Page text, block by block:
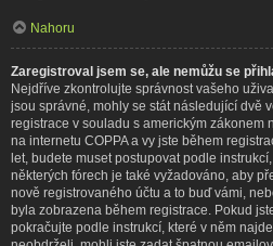
Nahoru
Zaregistroval jsem se, ale nemůžu se
Nejdříve zkontrolujte správnost vašeho
jsou správné, mohly se stát následující dvě
registrace v souladu s americkým zákonem
na internetu COPPA a vy jste během
let, budete muset postupovat podle
některých fórech je také vyžadováno, aby
nově registrovaného účtu a to buď vámi,
byla zobrazena během registrace. Pokud
pokračujte podle instrukcí, které v něm